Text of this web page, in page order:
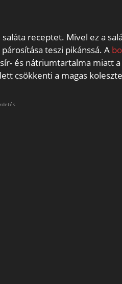
receptet. Mivel ez a
teszi pikánssá. A
és nátriumtartalma miatt
csökkenti a magas